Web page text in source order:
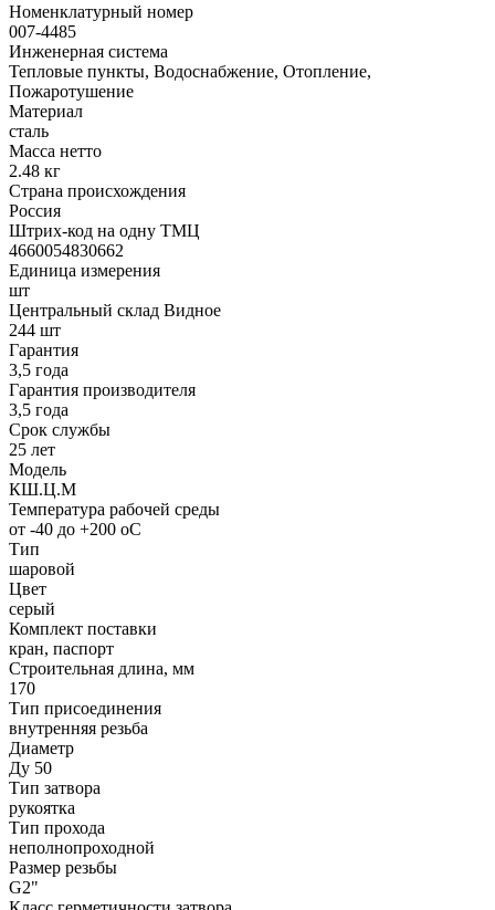
Номенклатурный номер
007-4485
Инженерная система
Тепловые пункты, Водоснабжение, Отопление,
Пожаротушение
Материал
сталь
Масса нетто
2.48 кг
Страна происхождения
Россия
Штрих-код на одну ТМЦ
4660054830662
Единица измерения
шт
Центральный склад Видное
244 шт
Гарантия
3,5 года
Гарантия производителя
3,5 года
Срок службы
25 лет
Модель
КШ.Ц.М
Температура рабочей среды
от -40 до +200 oC
Тип
шаровой
Цвет
серый
Комплект поставки
кран, паспорт
Строительная длина, мм
170
Тип присоединения
внутренняя резьба
Диаметр
Ду 50
Тип затвора
рукоятка
Тип прохода
неполнопроходной
Размер резьбы
G2"